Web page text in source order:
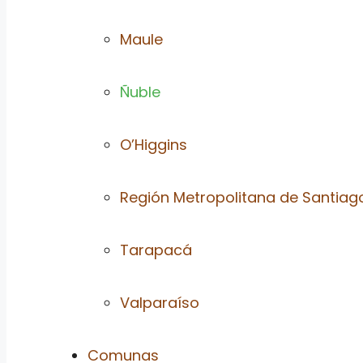
Maule
Ñuble
O’Higgins
Región Metropolitana de
Tarapacá
Valparaíso
Comunas